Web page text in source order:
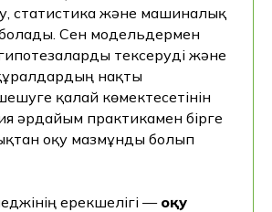
статистика және машиналық
Сен модельдермен
тексеруді және
нақты
қалай көмектесетінін
әрдайым практикамен бірге
оқу мазмұнды болып
ерекшелігі — оқу